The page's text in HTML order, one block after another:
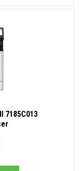
7185C013